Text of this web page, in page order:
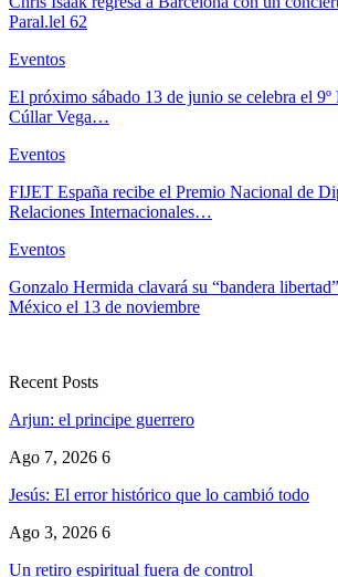
Paral.lel 62
Eventos
El próximo sábado 13 de junio se celebra el 9º
Cúllar Vega…
Eventos
FIJET España recibe el Premio Nacional de
Relaciones Internacionales…
Eventos
Gonzalo Hermida clavará su “bandera
México el 13 de noviembre
Recent Posts
Arjun: el principe guerrero
Ago 7, 2026 6
Jesús: El error histórico que lo cambió todo
Ago 3, 2026 6
Un retiro espiritual fuera de control